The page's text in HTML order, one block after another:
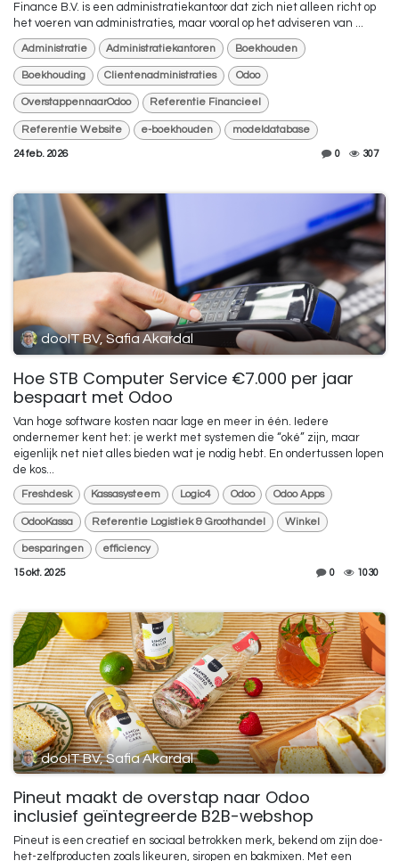
Finance B.V. is een administratiekantoor dat zich niet alleen richt op
het voeren van administraties, maar vooral op het adviseren van ...
Administratie Administratiekantoren Boekhouden
Boekhouding Clientenadministraties Odoo
OverstappennaarOdoo Referentie Financieel
Referentie Website e-boekhouden modeldatabase
24 feb. 2026 0 307
dooIT BV, Safia Akardal
Hoe STB Computer Service €7.000 per jaar
bespaart met Odoo
Van hoge software kosten naar lage en meer in één. Iedere
ondernemer kent het: je werkt met systemen die “oké” zijn, maar
eigenlijk net niet alles bieden wat je nodig hebt. En ondertussen lopen
de kos...
Freshdesk Kassasysteem Logic4 Odoo Odoo Apps
OdooKassa Referentie Logistiek & Groothandel Winkel
besparingen efficiency
15 okt. 2025 0 1030
dooIT BV, Safia Akardal
Pineut maakt de overstap naar Odoo
inclusief geïntegreerde B2B-webshop
Pineut is een creatief en sociaal betrokken merk, bekend om zijn doe-
het-zelfproducten zoals likeuren, siropen en bakmixen. Met een